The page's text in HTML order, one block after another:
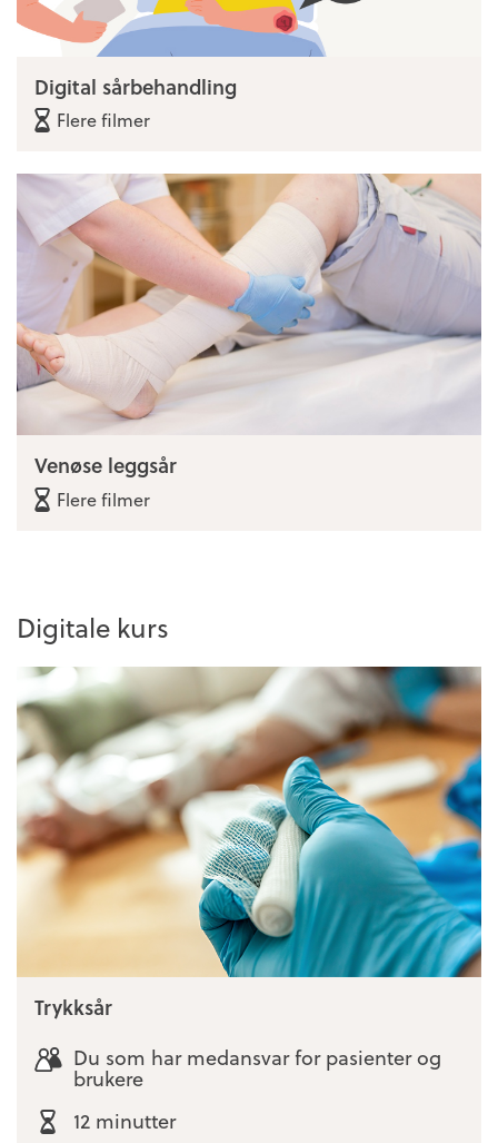
Digital sårbehandling
Flere filmer
Venøse leggsår
Flere filmer
Digitale kurs
Trykksår
Du som har medansvar for pasienter og
brukere
12 minutter